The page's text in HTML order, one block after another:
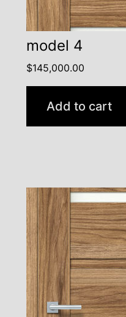
model 4
$145,000.00
Add to cart